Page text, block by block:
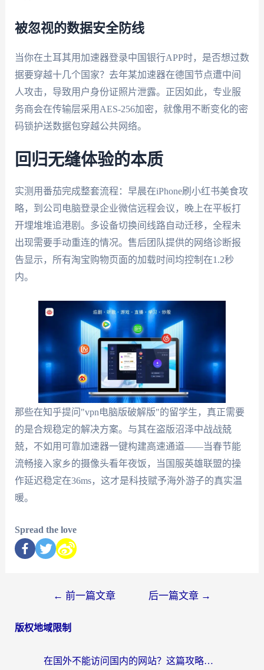
被忽视的数据安全防线
当你在土耳其用加速器登录中国银行APP时，是否想过数
据要穿越十几个国家？去年某加速器在德国节点遭中间
人攻击，导致用户身份证照片泄露。正因如此，专业服
务商会在传输层采用AES-256加密，就像用不断变化的密
码锁护送数据包穿越公共网络。
回归无缝体验的本质
实测用番茄完成整套流程：早晨在iPhone刷小红书美食攻
略，到公司电脑登录企业微信远程会议，晚上在平板打
开埋堆堆追港剧。多设备切换间线路自动迁移，全程未
出现需要手动重连的情况。售后团队提供的网络诊断报
告显示，所有淘宝购物页面的加载时间均控制在1.2秒
内。
那些在知乎提问"vpn电脑版破解版"的留学生，真正需要
的是合规稳定的解决方案。与其在盗版沼泽中战战兢
兢，不如用可靠加速器一键构建高速通道——当春节能
流畅接入家乡的摄像头看年夜饭，当国服英雄联盟的操
作延迟稳定在36ms，这才是科技赋予海外游子的真实温
暖。
Spread the love
← 前一篇文章 后一篇文章 →
版权地域限制
在国外不能访问国内的网站？这篇攻略帮你无缝连接家乡资源